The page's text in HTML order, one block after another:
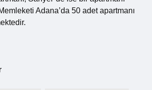
Adana’da 50 adet apartmanı